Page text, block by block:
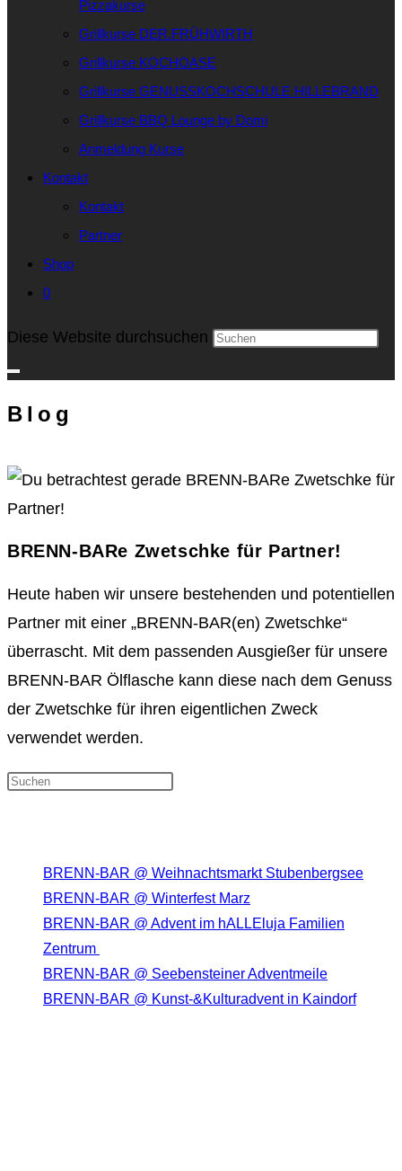
Pizzakurse
Grillkurse DER.FRÜHWIRTH
Grillkurse KOCHOASE
Grillkurse GENUSSKOCHSCHULE HILLEBRAND
Grillkurse BBQ Lounge by Domi
Anmeldung Kurse
Kontakt
Kontakt
Partner
Shop
0
Diese Website durchsuchen
Blog
BRENN-BARe Zwetschke für Partner!
Heute haben wir unsere bestehenden und potentiellen
Partner mit einer „BRENN-BAR(en) Zwetschke“
überrascht. Mit dem passenden Ausgießer für unsere
BRENN-BAR Ölflasche kann diese nach dem Genuss
der Zwetschke für ihren eigentlichen Zweck
verwendet werden.
BRENN-BAR @ Weihnachtsmarkt Stubenbergsee
BRENN-BAR @ Winterfest Marz
BRENN-BAR @ Advent im hALLEluja Familien
Zentrum
BRENN-BAR @ Seebensteiner Adventmeile
BRENN-BAR @ Kunst-&Kulturadvent in Kaindorf